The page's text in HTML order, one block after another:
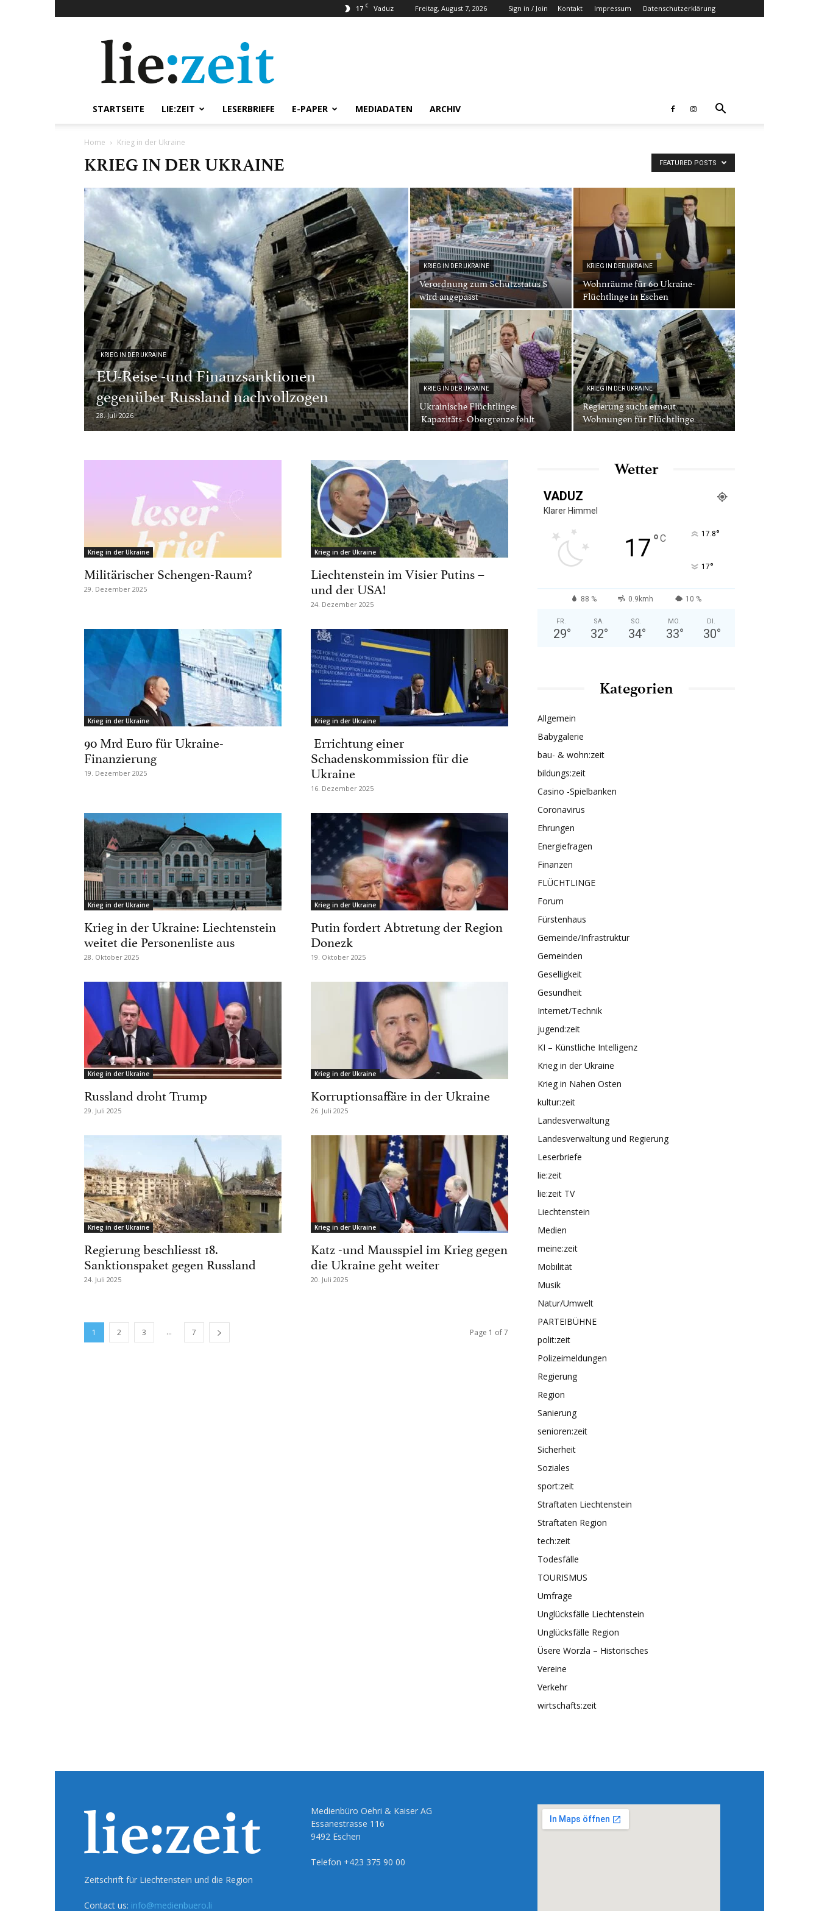
17 C Vaduz Freitag, August 7, 2026 Sign in / Join Kontakt Impressum Datenschutzerklärung
STARTSEITE LIE:ZEIT LESERBRIEFE E-PAPER MEDIADATEN ARCHIV
Home Krieg in der Ukraine
KRIEG IN DER UKRAINE FEATURED POSTS
KRIEG IN DER UKRAINE
EU-Reise -und Finanzsanktionen
gegenüber Russland nachvollzogen
28. Juli 2026
KRIEG IN DER UKRAINE
Verordnung zum Schutzstatus S
wird angepasst
KRIEG IN DER UKRAINE
Wohnräume für 60 Ukraine-
Flüchtlinge in Eschen
KRIEG IN DER UKRAINE
Ukrainische Flüchtlinge:
Kapazitäts- Obergrenze fehlt
KRIEG IN DER UKRAINE
Regierung sucht erneut
Wohnungen für Flüchtlinge
Krieg in der Ukraine
Militärischer Schengen-Raum?
29. Dezember 2025
Krieg in der Ukraine
Liechtenstein im Visier Putins –
und der USA!
24. Dezember 2025
Krieg in der Ukraine
90 Mrd Euro für Ukraine-
Finanzierung
19. Dezember 2025
Krieg in der Ukraine
Errichtung einer
Schadenskommission für die
Ukraine
16. Dezember 2025
Krieg in der Ukraine
Krieg in der Ukraine: Liechtenstein
weitet die Personenliste aus
28. Oktober 2025
Krieg in der Ukraine
Putin fordert Abtretung der Region
Donezk
19. Oktober 2025
Krieg in der Ukraine
Russland droht Trump
29. Juli 2025
Krieg in der Ukraine
Korruptionsaffäre in der Ukraine
26. Juli 2025
Krieg in der Ukraine
Regierung beschliesst 18.
Sanktionspaket gegen Russland
24. Juli 2025
Krieg in der Ukraine
Katz -und Mausspiel im Krieg gegen
die Ukraine geht weiter
20. Juli 2025
1 2 3 ... 7 Page 1 of 7
Wetter
VADUZ
Klarer Himmel
17°C 17.8°
17°
88 % 0.9kmh 10 %
FR.
29°
SA.
32°
SO.
34°
MO.
33°
DI.
30°
Kategorien
Allgemein
Babygalerie
bau- & wohn:zeit
bildungs:zeit
Casino -Spielbanken
Coronavirus
Ehrungen
Energiefragen
Finanzen
FLÜCHTLINGE
Forum
Fürstenhaus
Gemeinde/Infrastruktur
Gemeinden
Geselligkeit
Gesundheit
Internet/Technik
jugend:zeit
KI – Künstliche Intelligenz
Krieg in der Ukraine
Krieg in Nahen Osten
kultur:zeit
Landesverwaltung
Landesverwaltung und Regierung
Leserbriefe
lie:zeit
lie:zeit TV
Liechtenstein
Medien
meine:zeit
Mobilität
Musik
Natur/Umwelt
PARTEIBÜHNE
polit:zeit
Polizeimeldungen
Regierung
Region
Sanierung
senioren:zeit
Sicherheit
Soziales
sport:zeit
Straftaten Liechtenstein
Straftaten Region
tech:zeit
Todesfälle
TOURISMUS
Umfrage
Unglücksfälle Liechtenstein
Unglücksfälle Region
Üsere Worzla – Historisches
Vereine
Verkehr
wirtschafts:zeit
Zeitschrift für Liechtenstein und die Region
Contact us: info@medienbuero.li
Medienbüro Oehri & Kaiser AG
Essanestrasse 116
9492 Eschen
Telefon +423 375 90 00